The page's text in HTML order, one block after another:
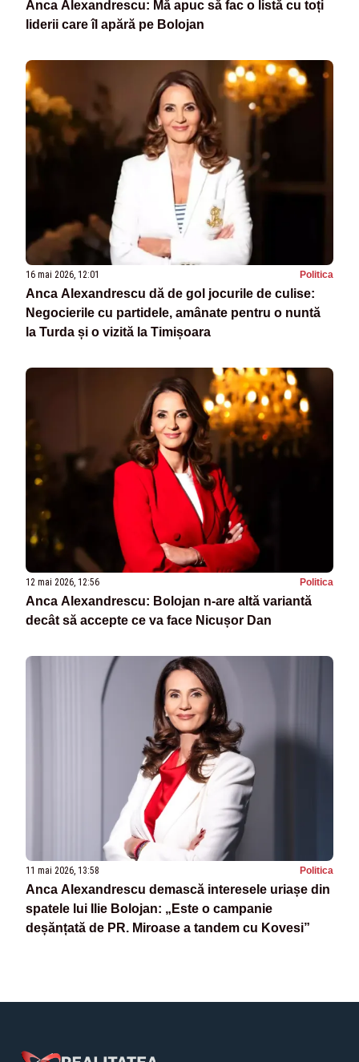
Anca Alexandrescu: Mă apuc să fac o listă cu toți
liderii care îl apără pe Bolojan
16 mai 2026, 12:01 Politica
Anca Alexandrescu dă de gol jocurile de culise:
Negocierile cu partidele, amânate pentru o nuntă
la Turda și o vizită la Timișoara
12 mai 2026, 12:56 Politica
Anca Alexandrescu: Bolojan n-are altă variantă
decât să accepte ce va face Nicușor Dan
11 mai 2026, 13:58 Politica
Anca Alexandrescu demască interesele uriașe din
spatele lui Ilie Bolojan: „Este o campanie
deșănțată de PR. Miroase a tandem cu Kovesi”